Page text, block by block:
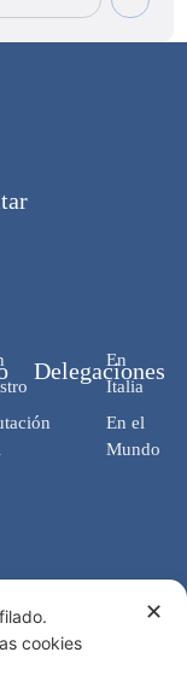
Delegaciones
En
Italia
En el
Mundo
✕
cookies